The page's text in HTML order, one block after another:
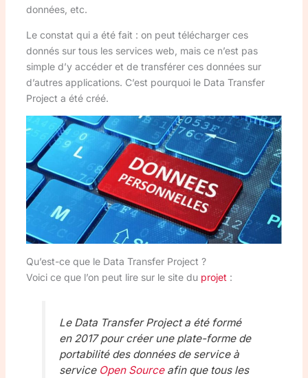
données, etc.
Le constat qui a été fait : on peut télécharger ces
donnés sur tous les services web, mais ce n’est pas
simple d’y accéder et de transférer ces données sur
d’autres applications. C’est pourquoi le Data Transfer
Project a été créé.
Qu’est-ce que le Data Transfer Project ?
Voici ce que l’on peut lire sur le site du projet :
Le Data Transfer Project a été formé
en 2017 pour créer une plate-forme de
portabilité des données de service à
service Open Sourceafin que tous les